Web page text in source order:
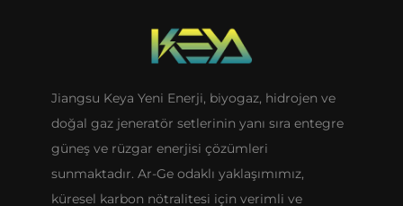
Jiangsu Keya Yeni Enerji, biyogaz, hidrojen ve
doğal gaz jeneratör setlerinin yanı sıra entegre
güneş ve rüzgar enerjisi çözümleri
sunmaktadır. Ar-Ge odaklı yaklaşımımız,
küresel karbon nötralitesi için verimli ve